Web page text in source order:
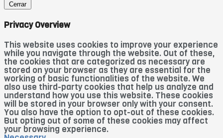
Cerrar
Privacy Overview
This website uses cookies to improve your experience
while you navigate through the website. Out of these,
the cookies that are categorized as necessary are
stored on your browser as they are essential for the
working of basic functionalities of the website. We
also use third-party cookies that help us analyze and
understand how you use this website. These cookies
will be stored in your browser only with your consent.
You also have the option to opt-out of these cookies.
But opting out of some of these cookies may affect
your browsing experience.